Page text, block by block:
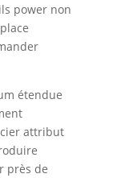
power non
étendue
attribut
près de